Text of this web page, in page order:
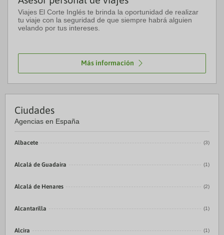
Viajes El Corte Inglés te brinda la oportunidad de realizar
tu viaje con la seguridad de que siempre habrá alguien
velando por tus intereses.
Más información
Ciudades
Agencias en España
Albacete (3)
Alcalá de Guadaíra (1)
Alcalá de Henares (2)
Alcantarilla (1)
Alcira (1)